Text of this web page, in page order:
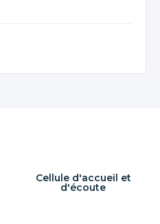
Cellule d'accueil et
d'écoute